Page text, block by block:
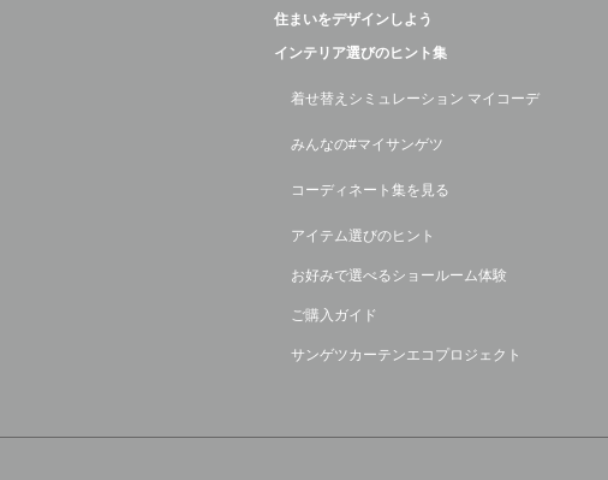
住まいをデザインしよう
インテリア選びのヒント集
着せ替えシミュレーション マイコーデ
みんなの#マイサンゲツ
コーディネート集を見る
アイテム選びのヒント
お好みで選べるショールーム体験
ご購入ガイド
サンゲツカーテンエコプロジェクト